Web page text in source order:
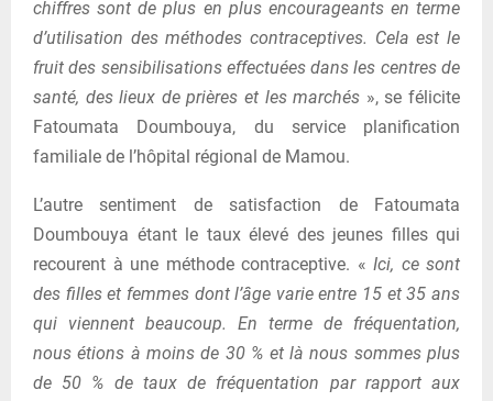
chiffres sont de plus en plus encourageants en terme
d’utilisation des méthodes contraceptives. Cela est le
fruit des sensibilisations effectuées dans les centres de
santé, des lieux de prières et les marchés », se félicite
Fatoumata Doumbouya, du service planification
familiale de l’hôpital régional de Mamou.
L’autre sentiment de satisfaction de Fatoumata
Doumbouya étant le taux élevé des jeunes filles qui
recourent à une méthode contraceptive. « Ici, ce sont
des filles et femmes dont l’âge varie entre 15 et 35 ans
qui viennent beaucoup. En terme de fréquentation,
nous étions à moins de 30 % et là nous sommes plus
de 50 % de taux de fréquentation par rapport aux